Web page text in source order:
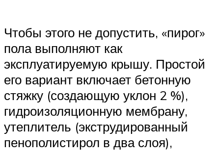
Чтобы этого не допустить, «пирог»
пола выполняют как
эксплуатируемую крышу. Простой
его вариант включает бетонную
стяжку (создающую уклон 2 %),
гидроизоляционную мембрану,
утеплитель (экструдированный
пенополистирол в два слоя),